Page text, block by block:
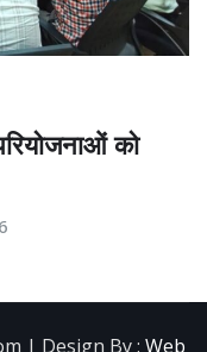
को
| Design By : Web